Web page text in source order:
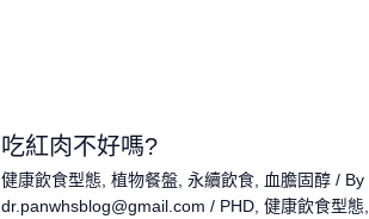
吃紅肉不好嗎?
健康飲食型態,植物餐盤,永續飲食, 血膽固醇 / By
dr.panwhsblog@gmail.com/ PHD,健康飲食型態,